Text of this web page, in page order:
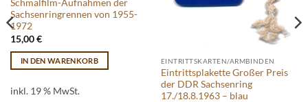
Schmalfilm-Aufnahmen der
Sachsenringrennen von 1955-
1972
15,00€
IN DEN WARENKORB
inkl. 19 % MwSt.
EINTRITTSKARTEN/ARMBINDEN
Eintrittsplakette Großer Preis
der DDR Sachsenring
17./18.8.1963 – blau